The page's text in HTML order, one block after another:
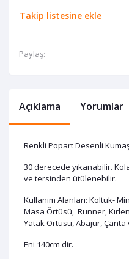
Takip listesine ekle
Paylaş:
Açıklama Yorumlar
Renkli Popart Desenli
30 derecede yıkanabilir.
ve tersinden ütülenebilir.
Kullanım Alanları: Koltuk-
Masa Örtüsü, Runner,
Yatak Örtüsü, Abajur, Çanta
Eni 140cm'dir.